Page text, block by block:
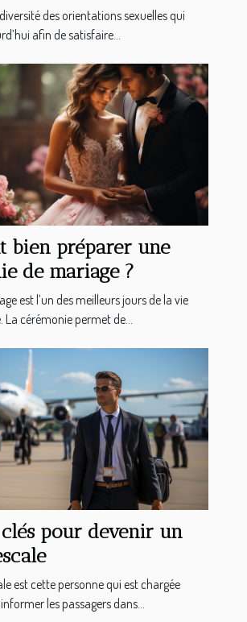
des orientations sexuelles qui
afin de satisfaire...
bien préparer une
de mariage ?
est l’un des meilleurs jours de la vie
La cérémonie permet de...
clés pour devenir un
est cette personne qui est chargée
les passagers dans...